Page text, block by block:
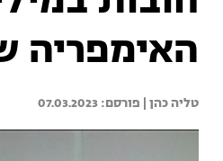
האימפריה
טליה כהן | 07.03.2023